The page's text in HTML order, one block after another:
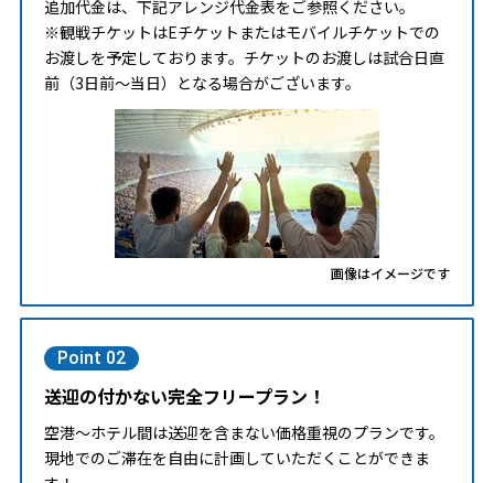
追加代金は、下記アレンジ代金表をご参照ください。
※観戦チケットはEチケットまたはモバイルチケットでの
お渡しを予定しております。チケットのお渡しは試合日直
前（3日前～当日）となる場合がございます。
画像はイメージです
Point 02
送迎の付かない完全フリープラン！
空港～ホテル間は送迎を含まない価格重視のプランです。
現地でのご滞在を自由に計画していただくことができま